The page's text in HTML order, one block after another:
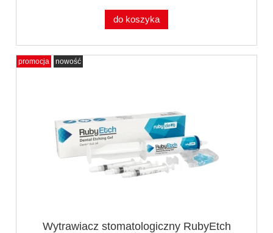
do koszyka
Wytrawiacz stomatologiczny RubyEtch
promocja nowość